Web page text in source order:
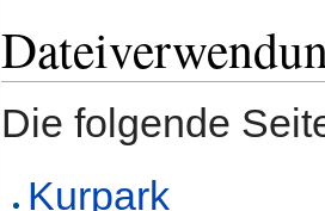
Die folgende
Kurpark